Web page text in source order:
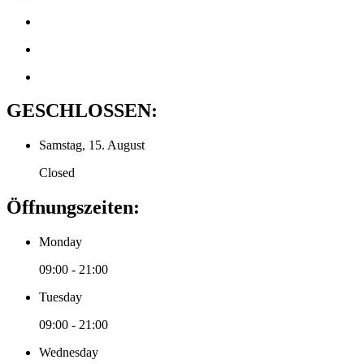
GESCHLOSSEN:
Samstag, 15. August
Closed
Öffnungszeiten:
Monday
09:00 - 21:00
Tuesday
09:00 - 21:00
Wednesday